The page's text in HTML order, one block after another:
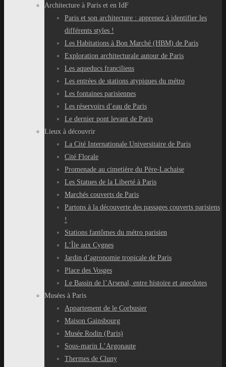
Architecture à Paris et en IdF
Paris et son architecture : apprenez à identifier les
différents styles !
Les Habitations à Bon Marché (HBM) de Paris
Exploration architecturale autour de Paris
Les aqueducs franciliens
Les entrées de stations atypiques du métro
Les fontaines parisiennes
Les réservoirs d’eau de Paris
Le dernier pont levant de Paris
Lieux à découvrir
La Cité Internationale Universitaire de Paris
Cité Florale
Promenade au cimetière du Père-Lachaise
Les Statues de la Liberté à Paris
Marchés couverts de Paris
Partons à la découverte des passages couverts parisiens
!
Stations fantômes du métro parisien
L’Île aux Cygnes
Jardin d’agronomie tropicale de Paris
Place des Vosges
Le Bassin de l’Arsenal, entre histoire et anecdotes
Musées à Paris
Appartement de le Corbusier
Maison Gainsbourg
Musée Rodin (Paris)
Sous-marin L’Argonaute
Thermes de Cluny